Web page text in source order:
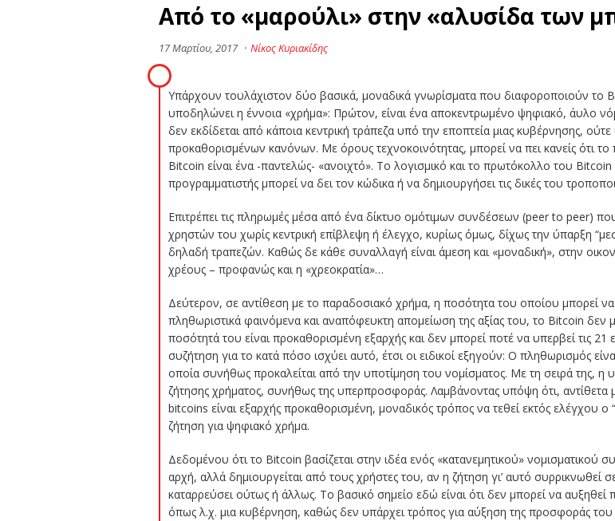
Από το «μαρούλι» στην «αλυσίδα των
17 Μαρτίου, 2017 · Νίκος Κυριακίδης
Υπάρχουν τουλάχιστον δύο βασικά, μοναδικά γνωρίσματα που διαφοροποιούν το
υποδηλώνει η έννοια «χρήμα»: Πρώτον, είναι ένα αποκεντρωμένο ψηφιακό, άυλο
δεν εκδίδεται από κάποια κεντρική τράπεζα υπό την εποπτεία μιας κυβέρνησης,
προκαθορισμένων κανόνων. Με όρους τεχνοκοινότητας, μπορεί να πει κανείς ότι
Bitcoin είναι ένα -παντελώς- «ανοιχτό». Το λογισμικό και το πρωτόκολλο του
προγραμματιστής μπορεί να δει τον κώδικα ή να δημιουργήσει τις δικές του
Επιτρέπει τις πληρωμές μέσα από ένα δίκτυο ομότιμων συνδέσεων (peer to peer) που
χρηστών του χωρίς κεντρική επίβλεψη ή έλεγχο, κυρίως όμως, δίχως την ύπαρξη
δηλαδή τραπεζών. Καθώς δε κάθε συναλλαγή είναι άμεση και «μοναδική», στην
χρέους – προφανώς και η «χρεοκρατία»…
Δεύτερον, σε αντίθεση με το παραδοσιακό χρήμα, η ποσότητα του οποίου μπορεί
πληθωριστικά φαινόμενα και αναπόφευκτη απομείωση της αξίας του, το Bitcoin
ποσότητά του είναι προκαθορισμένη εξαρχής και δεν μπορεί ποτέ να υπερβεί τις
συζήτηση για το κατά πόσο ισχύει αυτό, έτσι οι ειδικοί εξηγούν: Ο πληθωρισμός
οποία συνήθως προκαλείται από την υποτίμηση του νομίσματος. Με τη σειρά της, η
ζήτησης χρήματος, συνήθως της υπερπροσφοράς. Λαμβάνοντας υπόψη ότι,
bitcoins είναι εξαρχής προκαθορισμένη, μοναδικός τρόπος να τεθεί εκτός ελέγχου
ζήτηση για ψηφιακό χρήμα.
Δεδομένου ότι το Bitcoin βασίζεται στην ιδέα ενός «κατανεμητικού» νομισματικού
αρχή, αλλά δημιουργείται από τους χρήστες του, αν η ζήτηση γι’ αυτό συρρικνωθεί
καταρρεύσει ούτως ή άλλως. Το βασικό σημείο εδώ είναι ότι δεν μπορεί να
όπως λ.χ. μια κυβέρνηση, καθώς δεν υπάρχει τρόπος για αύξηση της προσφοράς